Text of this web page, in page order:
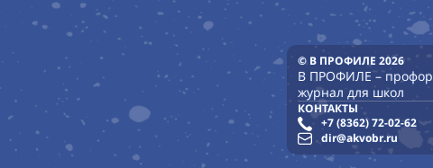
© В ПРОФИЛЕ 2026
В ПРОФИЛЕ –
журнал для школ
КОНТАКТЫ
+7 (8362) 72-02-62
dir@akvobr.ru